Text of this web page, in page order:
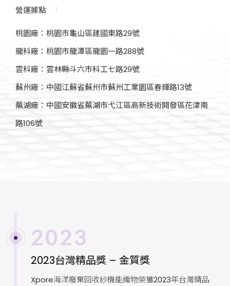
營運據點
桃園廠：桃園市龜山區建國東路29號
龍科廠：桃園市龍潭區龍園一路288號
雲科廠：雲林縣斗六市科工七路29號
蘇州廠：中國江蘇省蘇州市蘇州工業園區春輝路13號
蕪湖廠：中國安徽省蕪湖市弋江區高新技術開發區花津南
路106號
2023
2023台灣精品獎 – 金質獎
Xpore海洋廢棄回收紗機能織物榮獲2023年台灣精品